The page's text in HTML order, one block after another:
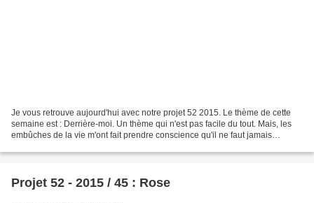
Je vous retrouve aujourd'hui avec notre projet 52 2015. Le thème de cette
semaine est : Derrière-moi. Un thème qui n'est pas facile du tout. Mais, les
embûches de la vie m'ont fait prendre conscience qu'il ne faut jamais
Projet 52 - 2015 / 45 : Rose